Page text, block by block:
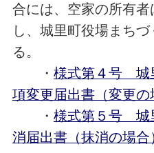
合には、空家の所有
し、城里町役場まち
る。
・ 様式第４号 城
項変更届出書（変更の
・ 様式第５号 城
消届出書（抹消の場合